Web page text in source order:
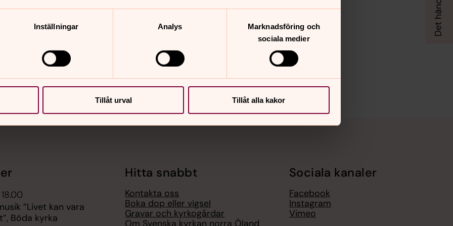
Inställningar Analys
Marknadsföring och
sociala medier
Tillåt urval Tillåt alla kakor
”Livet kan vara
Böda kyrka
Hitta snabbt
Kontakta oss
Boka dop eller vigsel
Gravar och kyrkogårdar
Om Svenska kyrkan norra Öland
Sociala kanaler
Facebook
Instagram
Vimeo